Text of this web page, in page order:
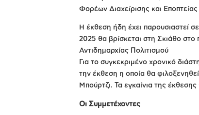
Φορέων Διαχείρισης και
Η έκθεση ήδη έχει παρουσιαστεί
2025 θα βρίσκεται στη Σκιάθο
Αντιδημαρχίας Πολιτισμού
Για το συγκεκριμένο χρονικό
την έκθεση η οποία θα
Μπούρτζι. Τα εγκαίνια της
Οι Συμμετέχοντες